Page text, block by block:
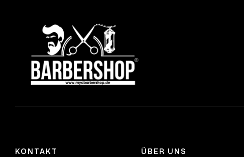
KONTAKT ÜBER UNS